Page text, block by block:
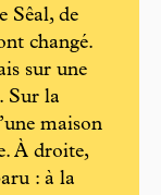
Sêal, de
changé.
sur une
Sur la
maison
À droite,
: à la